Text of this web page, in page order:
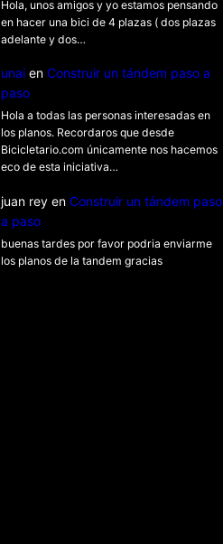
Hola, unos amigos y yo estamos pensando
en hacer una bici de 4 plazas ( dos plazas
adelante y dos…
unaien Construir un tándem paso a
paso
Hola a todas las personas interesadas en
los planos. Recordaros que desde
Bicicletario.com únicamente nos hacemos
eco de esta iniciativa…
juan reyen Construir un tándem paso
a paso
buenas tardes por favor podria enviarme
los planos de la tandem gracias